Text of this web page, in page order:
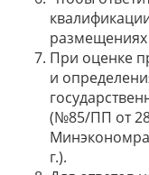
размещениях
При оценке
и
(№85/ПП от
г.).